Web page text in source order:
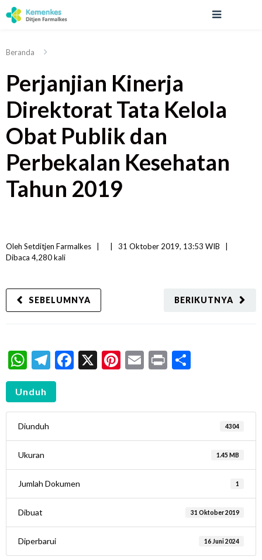
Beranda
Perjanjian Kinerja
Direktorat Tata Kelola
Obat Publik dan
Perbekalan Kesehatan
Tahun 2019
Oleh Setditjen Farmalkes 31 Oktober 2019, 13:53 WIB
Dibaca 4,280 kali
BERIKUTNYA
SEBELUMNYA
WhatsApp
Telegram
Facebook
X Pinterest
Email
Print
Unduh
Diunduh 4304
Ukuran 1.45 MB
Jumlah Dokumen 1
Dibuat 31 Oktober 2019
Diperbarui 16 Juni 2024